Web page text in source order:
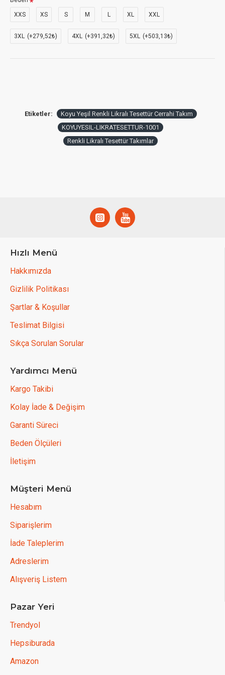
XXS XS S M L XL XXL
3XL (+279,52₺) 4XL (+391,32₺) 5XL (+503,13₺)
Etiketler:
Koyu Yeşil Renkli Likralı Tesettür Cerrahi Takım
KOYUYESIL-LIKRATESETTUR-1001
Renkli Likralı Tesettür Takımlar
Hızlı Menü
Hakkımızda
Gizlilik Politikası
Şartlar & Koşullar
Teslimat Bilgisi
Sıkça Sorulan Sorular
Yardımcı Menü
Kargo Takibi
Kolay İade & Değişim
Garanti Süreci
Beden Ölçüleri
İletişim
Müşteri Menü
Hesabım
Siparişlerim
İade Taleplerim
Adreslerim
Alışveriş Listem
Pazar Yeri
Trendyol
Hepsiburada
Amazon